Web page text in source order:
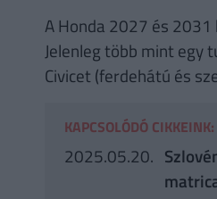
A Honda 2027 és
Jelenleg több mint egy
Civicet (ferdehátú és
KAPCSOLÓDÓ CIKKEINK:
2025.05.20.